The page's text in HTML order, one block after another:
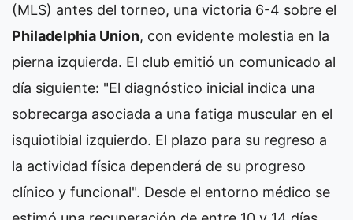
(MLS) antes del torneo, una victoria 6-4 sobre el
Philadelphia Union, con evidente molestia en la
pierna izquierda. El club emitió un comunicado al
día siguiente: "El diagnóstico inicial indica una
sobrecarga asociada a una fatiga muscular en el
isquiotibial izquierdo. El plazo para su regreso a
la actividad física dependerá de su progreso
clínico y funcional". Desde el entorno médico se